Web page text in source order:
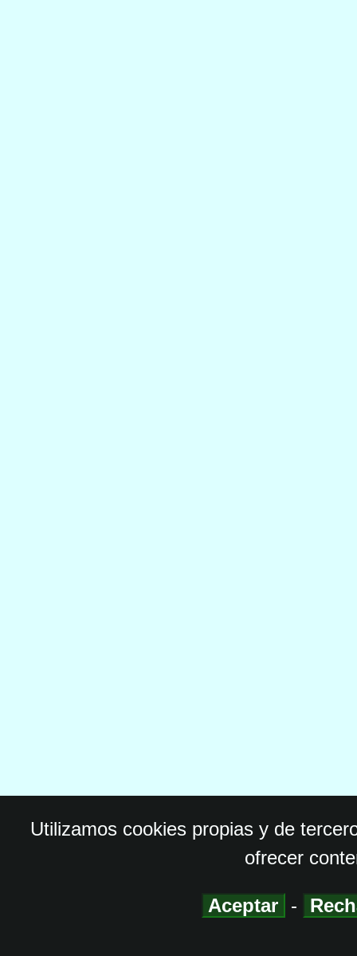
Utilizamos cookies propias y de
ofrecer
Aceptar -